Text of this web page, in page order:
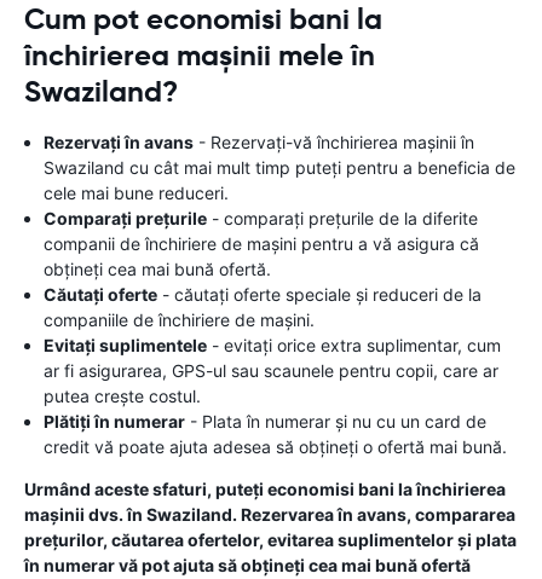
Cum pot economisi bani la
închirierea mașinii mele în
Swaziland?
Rezervați în avans - Rezervați-vă închirierea mașinii în
Swaziland cu cât mai mult timp puteți pentru a beneficia de
cele mai bune reduceri.
Comparați prețurile - comparați prețurile de la diferite
companii de închiriere de mașini pentru a vă asigura că
obțineți cea mai bună ofertă.
Căutați oferte - căutați oferte speciale și reduceri de la
companiile de închiriere de mașini.
Evitați suplimentele - evitați orice extra suplimentar, cum
ar fi asigurarea, GPS-ul sau scaunele pentru copii, care ar
putea crește costul.
Plătiți în numerar - Plata în numerar și nu cu un card de
credit vă poate ajuta adesea să obțineți o ofertă mai bună.
Urmând aceste sfaturi, puteți economisi bani la închirierea
mașinii dvs. în Swaziland. Rezervarea în avans, compararea
prețurilor, căutarea ofertelor, evitarea suplimentelor și plata
în numerar vă pot ajuta să obțineți cea mai bună ofertă